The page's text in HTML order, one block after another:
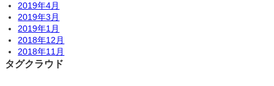
2019年4月
2019年3月
2019年1月
2018年12月
2018年11月
タグクラウド